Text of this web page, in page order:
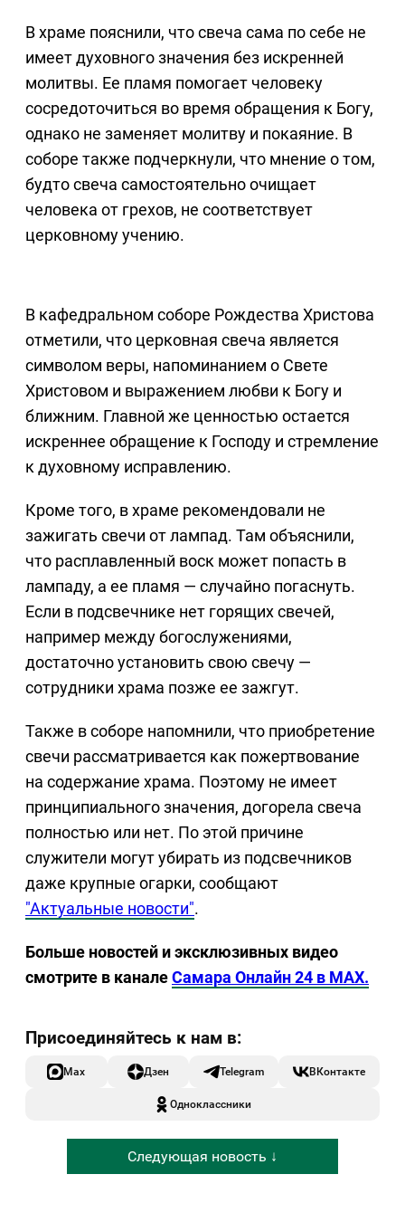
В храме пояснили, что свеча сама по себе не
имеет духовного значения без искренней
молитвы. Ее пламя помогает человеку
сосредоточиться во время обращения к Богу,
однако не заменяет молитву и покаяние. В
соборе также подчеркнули, что мнение о том,
будто свеча самостоятельно очищает
человека от грехов, не соответствует
церковному учению.
В кафедральном соборе Рождества Христова
отметили, что церковная свеча является
символом веры, напоминанием о Свете
Христовом и выражением любви к Богу и
ближним. Главной же ценностью остается
искреннее обращение к Господу и стремление
к духовному исправлению.
Кроме того, в храме рекомендовали не
зажигать свечи от лампад. Там объяснили,
что расплавленный воск может попасть в
лампаду, а ее пламя — случайно погаснуть.
Если в подсвечнике нет горящих свечей,
например между богослужениями,
достаточно установить свою свечу —
сотрудники храма позже ее зажгут.
Также в соборе напомнили, что приобретение
свечи рассматривается как пожертвование
на содержание храма. Поэтому не имеет
принципиального значения, догорела свеча
полностью или нет. По этой причине
служители могут убирать из подсвечников
даже крупные огарки, сообщают
"Актуальные новости".
Больше новостей и эксклюзивных видео
смотрите в каналеСамара Онлайн 24 в MAX.
Max Дзен Telegram ВКонтакте
Одноклассники
Следующая новость ↓